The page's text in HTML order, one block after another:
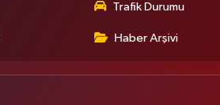
Trafik Durumu
Haber Arşivi